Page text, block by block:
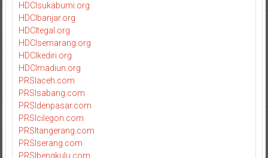
HDCIsukabumi.org
HDCIbanjar.org
HDCItegal.org
HDCIsemarang.org
HDCIkediri.org
HDCImadiun.org
PRSIaceh.com
PRSIsabang.com
PRSIdenpasar.com
PRSIcilegon.com
PRSItangerang.com
PRSIserang.com
PRSIbengkulu.com